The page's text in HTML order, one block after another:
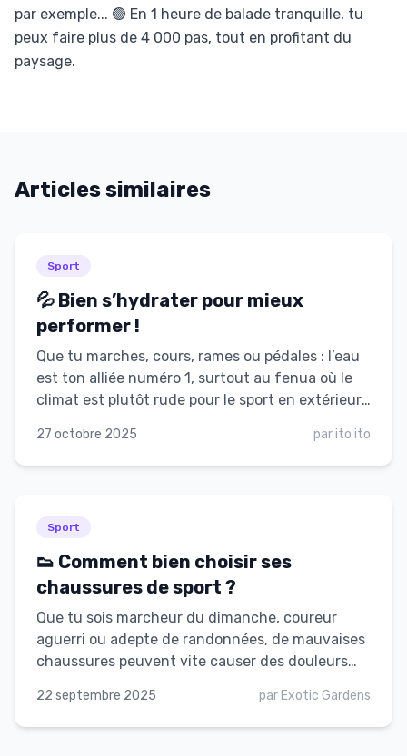
par exemple... 🟢 En 1 heure de balade tranquille, tu
peux faire plus de 4 000 pas, tout en profitant du
paysage.
Articles similaires
Sport
💦 Bien s’hydrater pour mieux
performer !
Que tu march­es, cours, rames ou pédales : l’eau
est ton alliée numéro 1, surtout au fenua où le
climat est plutôt rude pour le sport en extérieur.
santé… mais aussi pour tes performances. Voici
comment faire, de façon simple et efficace.
27 octobre 2025 parito ito
Sport
👟 Comment bien choisir ses
chaussures de sport ?
Que tu sois marcheur du dimanche, coureur
aguerri ou adepte de randonnées, de mauvaises
chaussures peuvent vite causer des douleurs
quelques critères à prendre en compte pour
faire le bon choix ! 👉 En résumé : de bonnes
22 septembre 2025 par Exotic Gardens